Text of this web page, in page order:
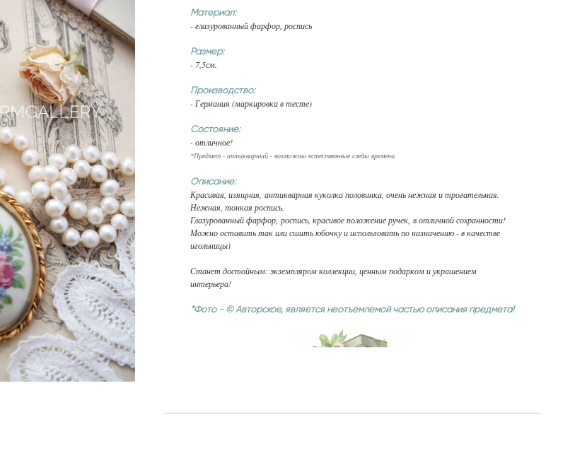
Материал:
- глазурованный фарфор, роспись
Размер:
- 7,5см.
Производство:
- Германия (маркировка в тесте)
Состояние:
- отличное!
*Предмет - антикварный - возможны естественные следы времени.
Описание:
Красивая, изящная, антикварная куколка половинка, очень нежная и трогательная.
Нежная, тонкая роспись.
Глазурованный фарфор, роспись, красивое положение ручек, в отличной сохранности!
Можно оставить так или сшить юбочку и использовать по назначению - в качестве
игольницы)
Станет достойным: экземпляром коллекции, ценным подарком и украшением
интерьера!
*Фото - © Авторское, является неотъемлемой частью описания предмета!